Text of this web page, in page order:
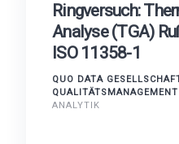
Ringversuch:
Analyse (TGA)
ISO 11358-1
QUO DATA
ANALYTIK